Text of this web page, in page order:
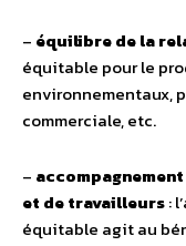
– équilibre de la
équitable pour le
environnementaux,
commerciale, etc.
–
et de travailleurs:
équitable agit au